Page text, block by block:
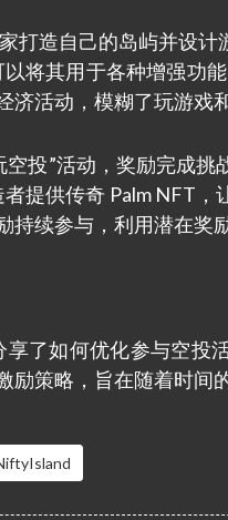
打造自己的岛屿并设
将其用于各种增强功
活动，模糊了玩游戏
投”活动，奖励完成
提供传奇 Palm NFT
续参与，利用潜在奖
享了如何优化参与空
策略，旨在随着时间